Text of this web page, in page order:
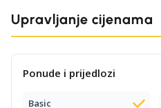
Upravljanje cijenama
Ponude i prijedlozi
Basic